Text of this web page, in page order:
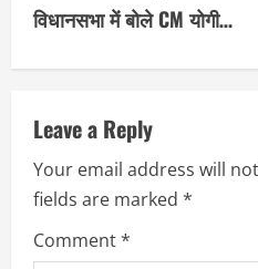
i
n
e
R
e
विधानसभा में बोले CM योगी…
Leave a Reply
Your email address will
fields are marked *
Comment*